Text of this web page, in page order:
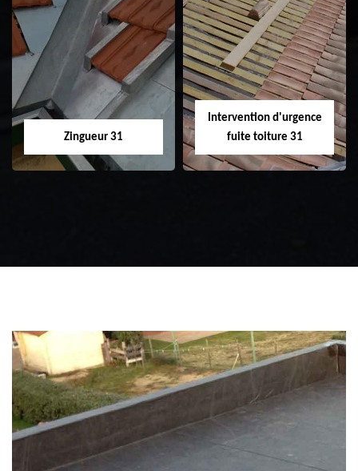
Etanchéité toiture
31
Réparation de
toiture 31
Zingueur 31
Intervention d'urgence
fuite toiture 31